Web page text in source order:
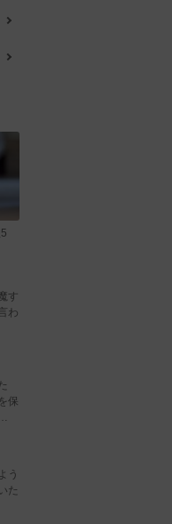
す
わ
保
う
た